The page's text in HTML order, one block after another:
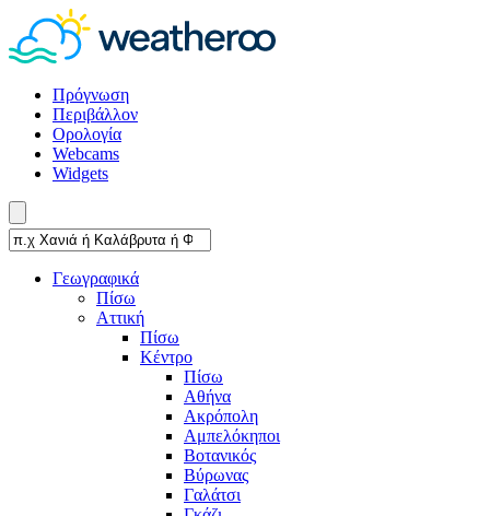
Πρόγνωση
Περιβάλλον
Ορολογία
Webcams
Widgets
Γεωγραφικά
Πίσω
Αττική
Πίσω
Κέντρο
Πίσω
Αθήνα
Ακρόπολη
Αμπελόκηποι
Βοτανικός
Βύρωνας
Γαλάτσι